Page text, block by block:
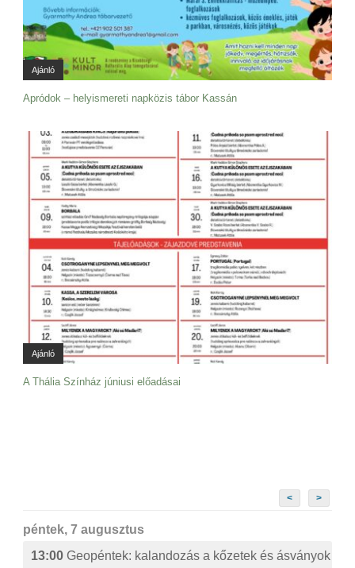
Ajánló
Apródok – helyismereti napközis tábor Kassán
Ajánló
A Thália Színház júniusi előadásai
< >
péntek, 7 augusztus
13:00 Geopéntek: kalandozás a kőzetek és ásványok